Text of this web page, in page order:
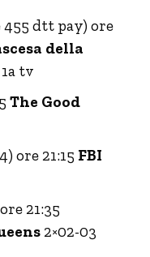
455 dtt pay) ore
della
tv
The Good
ore 21:15 FBI
21:35
2×02-03